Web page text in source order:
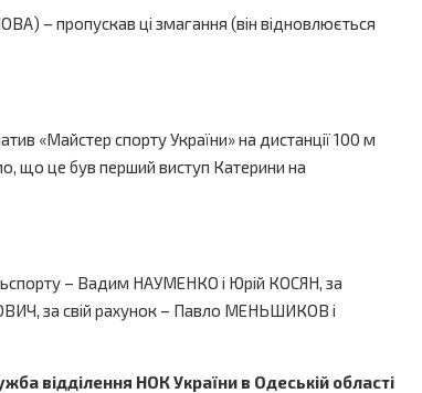
– пропускав ці змагання (він відновлюється
«Майстер спорту України» на дистанції 100 м
що це був перший виступ Катерини на
– Вадим НАУМЕНКО і Юрій КОСЯН, за
за свій рахунок – Павло МЕНЬШИКОВ і
відділення НОК України в Одеській області